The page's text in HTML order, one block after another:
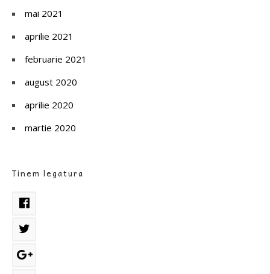
mai 2021
aprilie 2021
februarie 2021
august 2020
aprilie 2020
martie 2020
Tinem legatura